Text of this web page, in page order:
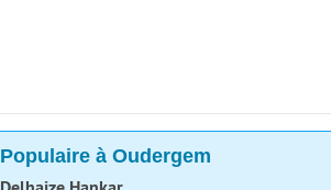
Populaire à Oudergem